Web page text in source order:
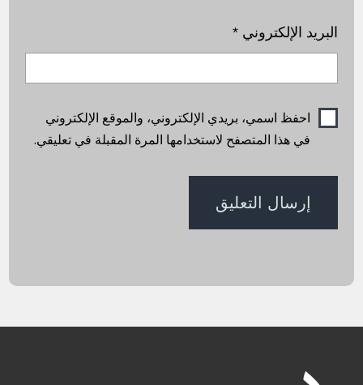
البريد الإلكتروني*
احفظ اسمي، بريدي الإلكتروني، والموقع الإلكتروني
في هذا المتصفح لاستخدامها المرة المقبلة في تعليقي.